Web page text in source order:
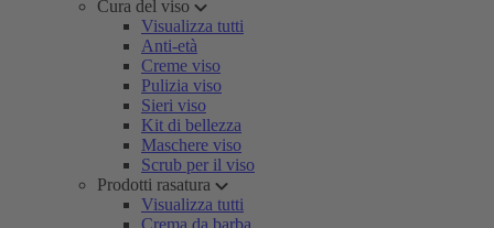
Cura del viso
Visualizza tutti
Anti-età
Creme viso
Pulizia viso
Sieri viso
Kit di bellezza
Maschere viso
Scrub per il viso
Prodotti rasatura
Visualizza tutti
Crema da barba